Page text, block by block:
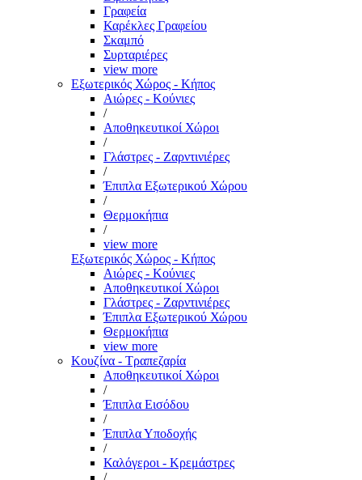
Γραφεία
Καρέκλες Γραφείου
Σκαμπό
Συρταριέρες
view more
Εξωτερικός Χώρος - Κήπος
Αιώρες - Κούνιες
/
Αποθηκευτικοί Χώροι
/
Γλάστρες - Ζαρντινιέρες
/
Έπιπλα Εξωτερικού Χώρου
/
Θερμοκήπια
/
view more
Εξωτερικός Χώρος - Κήπος
Αιώρες - Κούνιες
Αποθηκευτικοί Χώροι
Γλάστρες - Ζαρντινιέρες
Έπιπλα Εξωτερικού Χώρου
Θερμοκήπια
view more
Κουζίνα - Τραπεζαρία
Αποθηκευτικοί Χώροι
/
Έπιπλα Εισόδου
/
Έπιπλα Υποδοχής
/
Καλόγεροι - Κρεμάστρες
/